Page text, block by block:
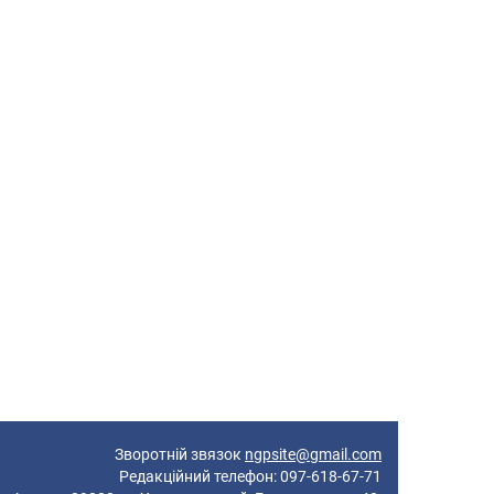
Зворотній звязок ngpsite@gmail.com
Редакційний телефон: 097-618-67-71